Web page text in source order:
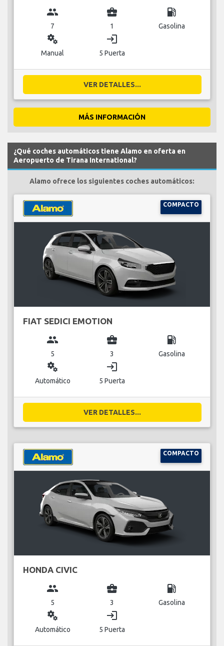
group
7
business_center
1
local_gas_station
Gasolina
miscellaneous_services
Manual
login
5 Puerta
VER DETALLES...
MÁS INFORMACIÓN
¿Qué coches automáticos tiene Alamo en oferta en
Aeropuerto de Tirana International?
Alamo ofrece los siguientes coches automáticos:
COMPACTO
FIAT SEDICI EMOTION
group
5
business_center
3
local_gas_station
Gasolina
miscellaneous_services
Automático
login
5 Puerta
VER DETALLES...
COMPACTO
HONDA CIVIC
group
5
business_center
3
local_gas_station
Gasolina
miscellaneous_services
Automático
login
5 Puerta